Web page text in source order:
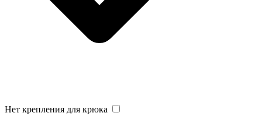
Нет крепления для крюка